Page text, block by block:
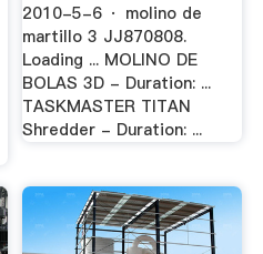
2010-5-6 · molino de
martillo 3 JJ870808.
Loading ... MOLINO DE
BOLAS 3D - Duration: ...
TASKMASTER TITAN
Shredder - Duration: ...